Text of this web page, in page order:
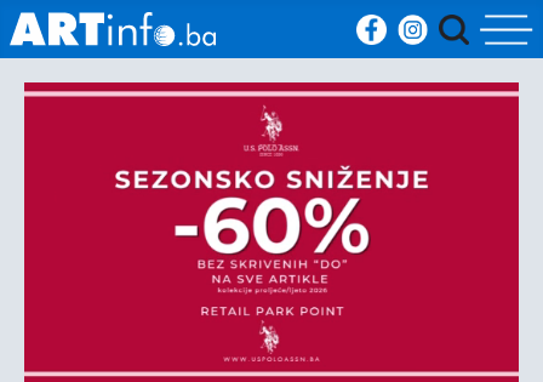
Početna
Vijesti
Crna